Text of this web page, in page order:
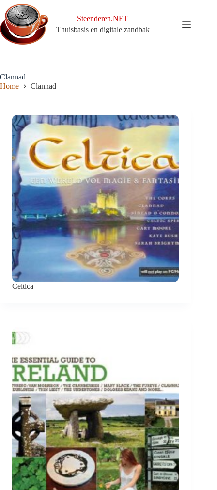
naar
de
inhoud
Steenderen.NET
Thuisbasis en digitale zandbak
Clannad
Home
Clannad
Celtica